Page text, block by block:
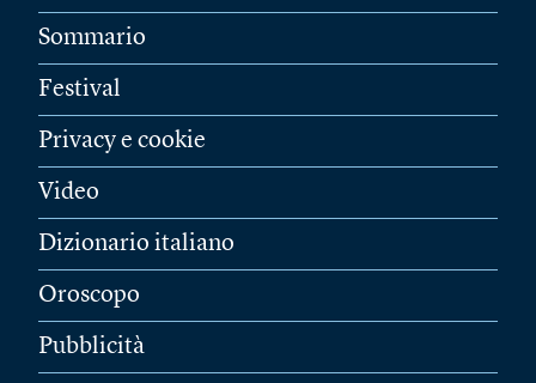
Sommario
Festival
Privacy e cookie
Video
Dizionario italiano
Oroscopo
Pubblicità